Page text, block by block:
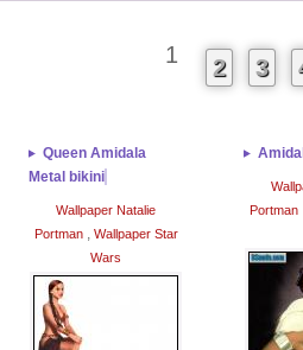
1 2 3
Queen Amidala
Metal bikini
Wallpaper Natalie
Portman, Wallpaper Star
Wars
Portman